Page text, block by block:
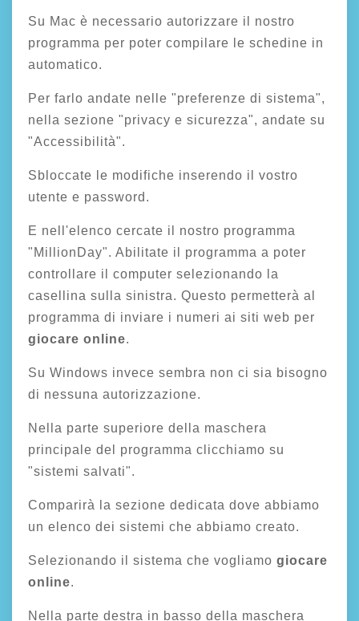
Su Mac è necessario autorizzare il nostro
programma per poter compilare le schedine in
automatico.
Per farlo andate nelle "preferenze di sistema",
nella sezione "privacy e sicurezza", andate su
"Accessibilità".
Sbloccate le modifiche inserendo il vostro
utente e password.
E nell'elenco cercate il nostro programma
"MillionDay". Abilitate il programma a poter
controllare il computer selezionando la
casellina sulla sinistra. Questo permetterà al
programma di inviare i numeri ai siti web per
giocare online.
Su Windows invece sembra non ci sia bisogno
di nessuna autorizzazione.
Nella parte superiore della maschera
principale del programma clicchiamo su
"sistemi salvati".
Comparirà la sezione dedicata dove abbiamo
un elenco dei sistemi che abbiamo creato.
Selezionando il sistema che vogliamo giocare
online.
Nella parte destra in basso della maschera